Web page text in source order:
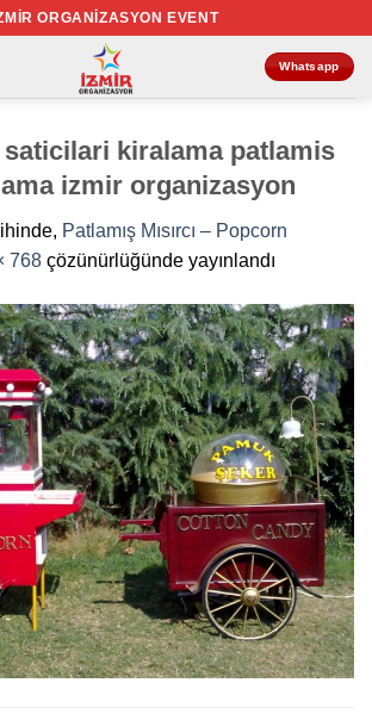
ORGANIZASYON EVENT
Whatsapp
kiralama patlamis
izmir organizasyon
Patlamış Mısırcı – Popcorn
768 çözünürlüğünde yayınlandı